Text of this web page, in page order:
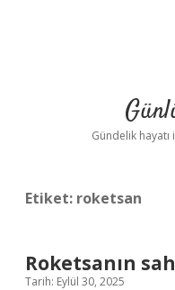
Gündelik hayatı
Etiket: roketsan
Roketsanın
Tarih: Eylül 30, 2025